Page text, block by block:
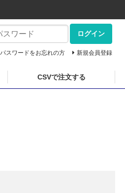
ログイン
パスワードをお忘れの方 新規会員登録
CSVで注文する